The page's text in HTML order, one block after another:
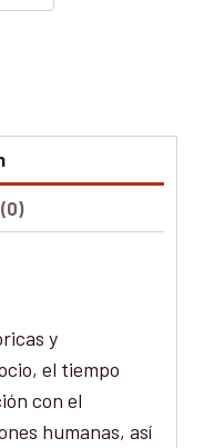
y
el tiempo
con el
humanas, así